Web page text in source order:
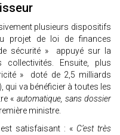
plusieurs dispositifs
projet de loi de finances
sécurité » appuyé sur la
collectivités. Ensuite, plus
» doté de 2,5 milliards
), qui va bénéficier à toutes les
« automatique, sans dossier
ministre.
satisfaisant : « C’est très